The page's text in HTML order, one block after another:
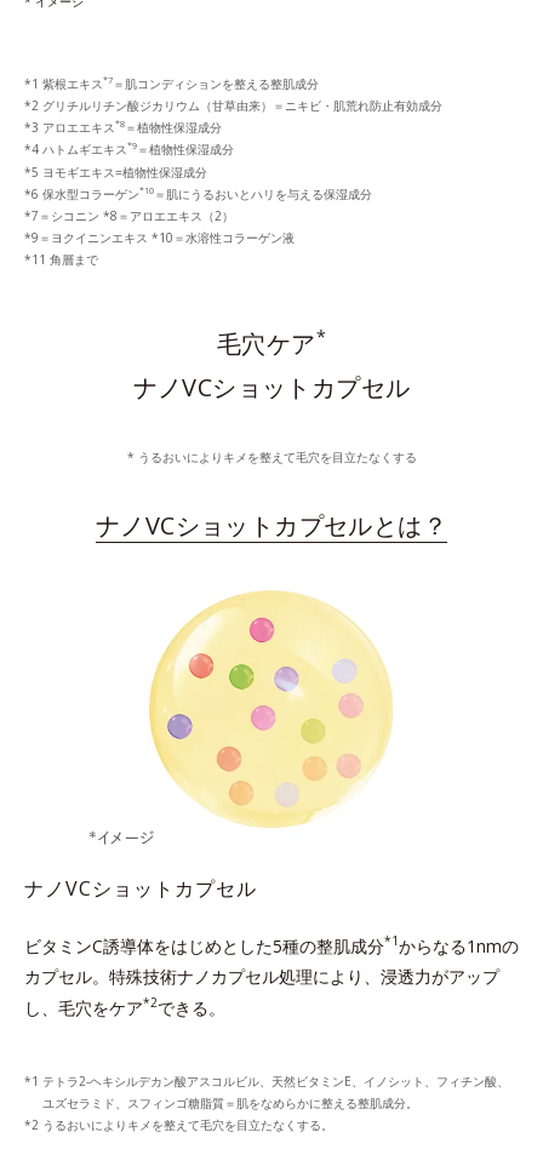
*1 紫根エキス*7 ＝肌コンディションを整える整肌成分
*2 グリチルリチン酸ジカリウム（甘草由来）＝ニキビ・肌荒れ防止有効成分
*3 アロエエキス*8 ＝植物性保湿成分
*4 ハトムギエキス*9 ＝植物性保湿成分
*5 ヨモギエキス=植物性保湿成分
*6 保水型コラーゲン*10 ＝肌にうるおいとハリを与える保湿成分
*7＝シコニン *8＝アロエエキス（2）
*9＝ヨクイニンエキス *10＝水溶性コラーゲン液
*11 角層まで
毛穴ケア*
ナノVCショットカプセル
* うるおいによりキメを整えて毛穴を目立たなくする
ナノVCショットカプセルとは？
ナノVCショットカプセル
ビタミンC誘導体をはじめとした5種の整肌成分*1からなる1nmの
カプセル。 特殊技術ナノカプセル処理により、浸透力がアップ
し、毛穴をケア*2できる。
テトラ2-ヘキシルデカン酸アスコルビル、天然ビタミンE、イノシット、フィチン酸、
ユズセラミド、スフィンゴ糖脂質＝肌をなめらかに整える整肌成分。
うるおいによりキメを整えて毛穴を目立たなくする。